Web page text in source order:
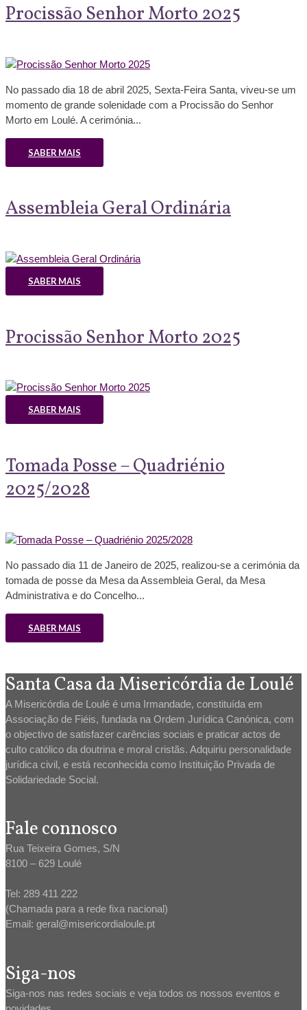
Procissão Senhor Morto 2025
No passado dia 18 de abril 2025, Sexta-Feira Santa, viveu-se um
momento de grande solenidade com a Procissão do Senhor
Morto em Loulé. A cerimónia...
SABER MAIS
Assembleia Geral Ordinária
SABER MAIS
Procissão Senhor Morto 2025
SABER MAIS
Tomada Posse – Quadriénio
2025/2028
No passado dia 11 de Janeiro de 2025, realizou-se a cerimónia da
tomada de posse da Mesa da Assembleia Geral, da Mesa
Administrativa e do Concelho...
SABER MAIS
Santa Casa da Misericórdia de Loulé
A Misericórdia de Loulé é uma Irmandade, constituída em
Associação de Fiéis, fundada na Ordem Jurídica Canónica, com
o objectivo de satisfazer carências sociais e praticar actos de
culto católico da doutrina e moral cristãs. Adquiriu personalidade
jurídica civil, e está reconhecida como Instituição Privada de
Solidariedade Social.
Fale connosco
Rua Teixeira Gomes, S/N
8100 – 629 Loulé
Tel: 289 411 222
(Chamada para a rede fixa nacional)
Email: geral@misericordialoule.pt
Siga-nos
Siga-nos nas redes sociais e veja todos os nossos eventos e